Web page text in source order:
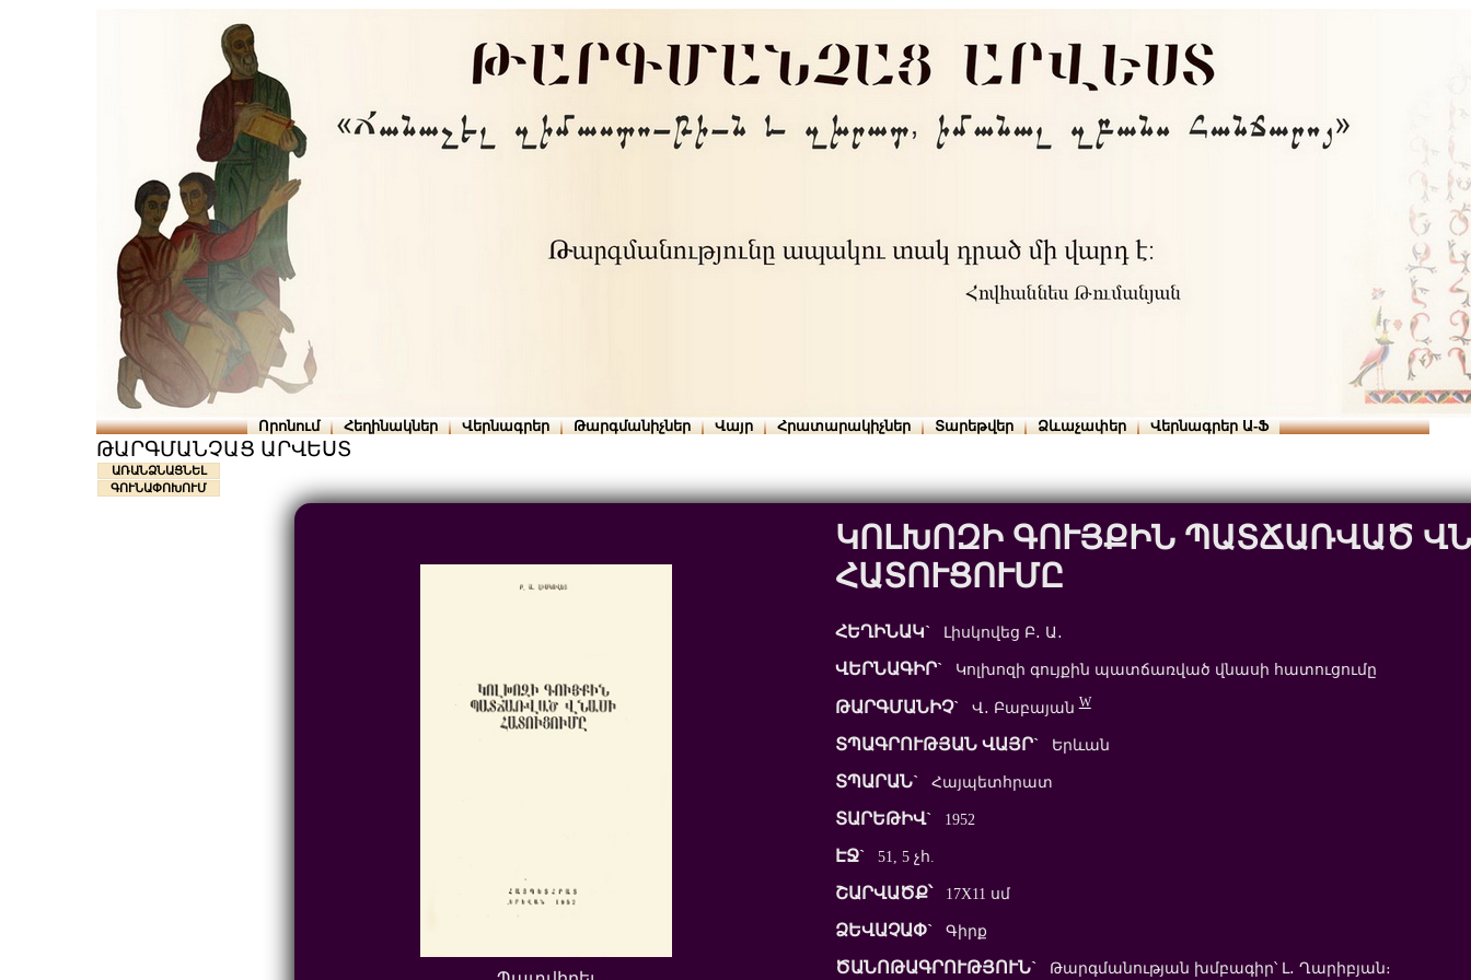
Որոնում Հեղինակներ Վերնագրեր Թարգմանիչներ Վայր Հրատարակիչներ Տարեթվեր Ձևաչափեր Վերնագրեր Ա-Ֆ
ԹԱՐԳՄԱՆՉԱՑ ԱՐՎԵՍՏ
ԱՌԱՆՁՆԱՑՆԵԼ
ԳՈՒՆԱՓՈԽՈՒՄ
ԿՈԼԽՈԶԻ ԳՈՒՅՔԻՆ ՊԱՏՃԱՌՎԱԾ
ՀԱՏՈՒՑՈՒՄԸ
ՀԵՂԻՆԱԿ` Լիսկովեց Բ․ Ա․
ՎԵՐՆԱԳԻՐ` Կոլխոզի գույքին պատճառված վնասի հատուցումը
ԹԱՐԳՄԱՆԻՉ` Վ․ ԲաբայանW
ՏՊԱԳՐՈՒԹՅԱՆ ՎԱՅՐ` Երևան
ՏՊԱՐԱՆ` Հայպետհրատ
ՏԱՐԵԹԻՎ` 1952
ԷՋ` 51, 5 չհ.
ՇԱՐՎԱԾՔ՝ 17X11 սմ
ՁԵՎԱՉԱՓ` Գիրք
ԾԱՆՈԹԱԳՐՈՒԹՅՈՒՆ` Թարգմանության խմբագիր՝ Լ․ Ղարիբյան։